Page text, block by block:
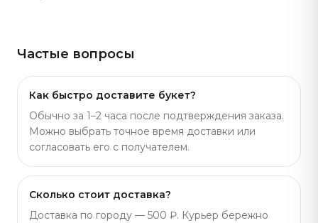
Частые вопросы
Как быстро доставите букет?
Обычно за 1–2 часа после подтверждения заказа.
Можно выбрать точное время доставки или
согласовать его с получателем.
Сколько стоит доставка?
Доставка по городу — 500 ₽. Курьер бережно